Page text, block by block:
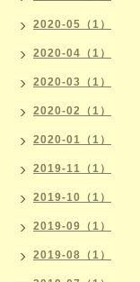
2020-05（1）
2020-04（1）
2020-03（1）
2020-02（1）
2020-01（1）
2019-11（1）
2019-10（1）
2019-09（1）
2019-08（1）